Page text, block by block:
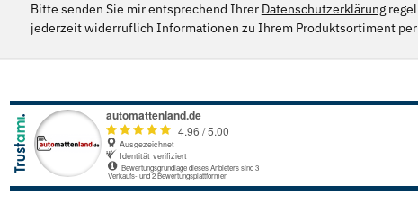
Bitte senden Sie mir entsprechend Ihrer Datenschutzerklärung
jederzeit widerruflich Informationen zu Ihrem Produktsortiment per